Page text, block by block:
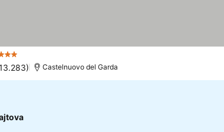
Zvezdice
Castelnuovo del Garda